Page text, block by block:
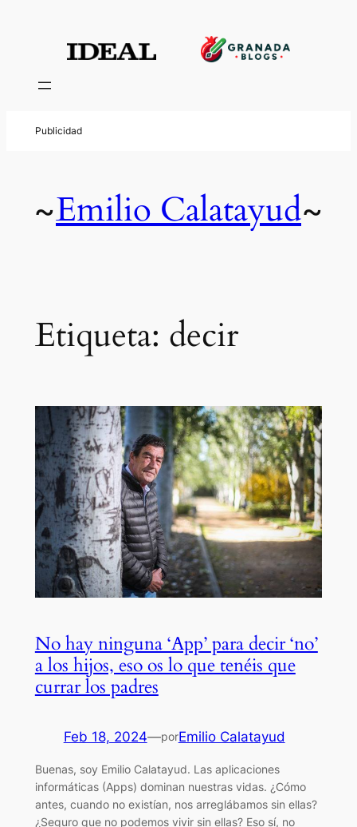
contenido
~Emilio Calatayud~
Etiqueta: decir
No hay ninguna ‘App’ para decir ‘no’
a los hijos, eso os lo que tenéis que
currar los padres
Feb 18, 2024—porEmilio Calatayud
Buenas, soy Emilio Calatayud. Las aplicaciones
informáticas (Apps) dominan nuestras vidas. ¿Cómo
antes, cuando no existían, nos arreglábamos sin ellas?
¿Seguro que no podemos vivir sin ellas? Eso sí, no